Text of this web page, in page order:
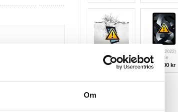
Om
Vattenskade
Reparation
411,00 kr
iPad Air (2022)
Batteribyte
748,00 kr